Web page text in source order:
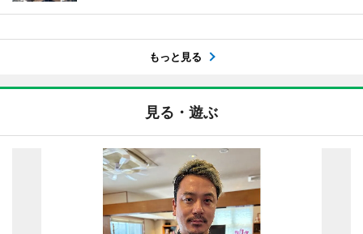
もっと見る
見る・遊ぶ